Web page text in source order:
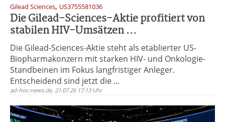
Gilead Sciences, US3755581036
Die Gilead-Sciences-Aktie profitiert von
stabilen HIV-Umsätzen ...
Die Gilead-Sciences-Aktie steht als etablierter US-
Biopharmakonzern mit starken HIV- und Onkologie-
Standbeinen im Fokus langfristiger Anleger.
Entscheidend sind jetzt die ...
ad-hoc-news.de, 21.07.26 17:13 Uhr